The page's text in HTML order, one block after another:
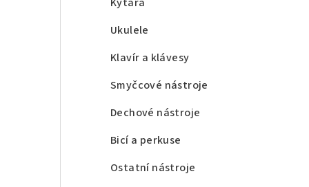
Ukulele
Klavír a klávesy
Smyčcové nástroje
Dechové nástroje
Bicí a perkuse
Ostatní nástroje